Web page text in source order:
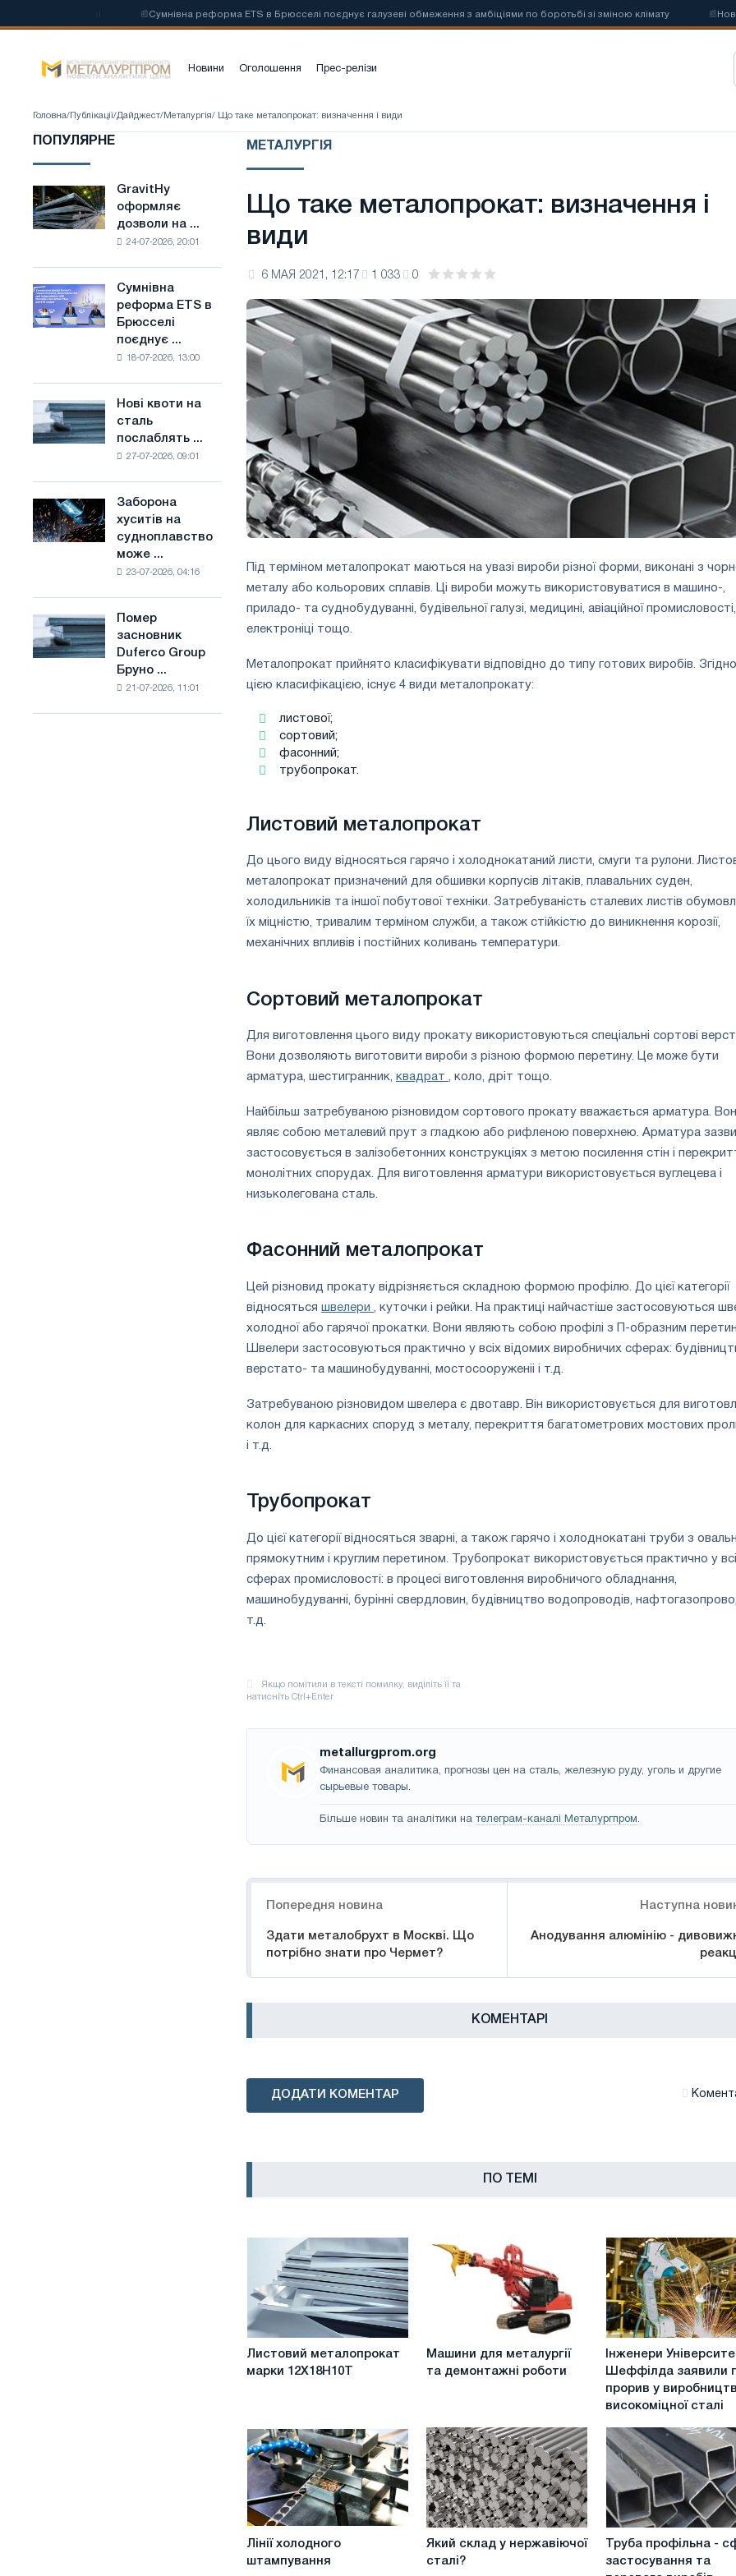
Сумнівна реформа ETS в Брюсселі поєднує галузеві обмеження з амбіціями по боротьбі зі зміною клімату Нові
Новини Оголошення Прес-релізи
Головна/ Публікації/Дайджест/ Металургія/ Що таке металопрокат: визначення і види
ПОПУЛЯРНЕ
GravitHy
оформляє
дозволи
з
виробництва
низьковуглецевої
основі
водню
Франції
GravitHy
оформляє
дозволи на ...
24-07-2026, 20:01
Сумнівна
реформа
ETS
обмеження
з
боротьбі
зі
зміною
клімату
Сумнівна
реформа ETS в
Брюсселі
поєднує ...
18-07-2026, 13:00
Нові
квоти
на
в
Сполученому
Нові квоти на
сталь
послаблять ...
27-07-2026, 09:01
Заборона
хуситів
на
судноплавство
Саудівської
сталі
Заборона
хуситів на
судноплавство
може ...
23-07-2026, 04:16
Помер
засновник
Duferco
Помер
засновник
Duferco Group
Бруно ...
21-07-2026, 11:01
МЕТАЛУРГІЯ
Що таке металопрокат: визначення і
види
6 МАЯ 2021, 12:17 1 033 0
Під терміном металопрокат маються на увазі вироби різної форми, виконані з
металу або кольорових сплавів. Ці вироби можуть використовуватися в машино-,
приладо- та суднобудуванні, будівельної галузі, медицині, авіаційної промисловості,
електроніці тощо.
Металопрокат прийнято класифікувати відповідно до типу готових виробів.
цією класифікацією, існує 4 види металопрокату:
листової;
сортовий;
фасонний;
трубопрокат.
Листовий металопрокат
До цього виду відносяться гарячо і холоднокатаний листи, смуги та рулони.
металопрокат призначений для обшивки корпусів літаків, плавальних суден,
холодильників та іншої побутової техніки. Затребуваність сталевих листів
їх міцністю, тривалим терміном служби, а також стійкістю до виникнення корозії,
механічних впливів і постійних коливань температури.
Сортовий металопрокат
Для виготовлення цього виду прокату використовуються спеціальні сортові
Вони дозволяють виготовити вироби з різною формою перетину. Це може бути
арматура, шестигранник, квадрат , коло, дріт тощо.
Найбільш затребуваною різновидом сортового прокату вважається арматура.
являє собою металевий прут з гладкою або рифленою поверхнею. Арматура
застосовується в залізобетонних конструкціях з метою посилення стін і
монолітних спорудах. Для виготовлення арматури використовується вуглецева і
низьколегована сталь.
Фасонний металопрокат
Цей різновид прокату відрізняється складною формою профілю. До цієї категорії
відносяться швелери , куточки і рейки. На практиці найчастіше застосовуються
холодної або гарячої прокатки. Вони являють собою профілі з П-образним
Швелери застосовуються практично у всіх відомих виробничих сферах:
верстато- та машинобудуванні, мостосооруженіі і т.д.
Затребуваною різновидом швелера є двотавр. Він використовується для
колон для каркасних споруд з металу, перекриття багатометрових мостових
і т.д.
Трубопрокат
До цієї категорії відносяться зварні, а також гарячо і холоднокатані труби з
прямокутним і круглим перетином. Трубопрокат використовується практично у
сферах промисловості: в процесі виготовлення виробничого обладнання,
машинобудуванні, бурінні свердловин, будівництво водопроводів,
т.д.
metallurgprom.org
Финансовая аналитика, прогнозы цен на сталь, железную руду, уголь и другие
сырьевые товары.
Більше новин та аналітики на телеграм-каналі Металургпром.
Попередня новина
Здати металобрухт в Москві. Що
потрібно знати про Чермет?
Наступна
Анодування алюмінію -
КОМЕНТАРІ
ДОДАТИ КОМЕНТАР
ПО ТЕМІ
Листовий
металопрокат
марки
Листовий металопрокат
марки 12Х18Н10Т
Машини
металургії
роботи
Машини для металургії
та демонтажні роботи
Інженери
Університету
Шеффілда
заявили
прорив
у
виробництві
високоміцної
сталі
Інженери
Шеффілда заявили
прорив у
високоміцної сталі
Лінії
холодного
штампування
Лінії холодного
штампування
Який
склад
Який склад у нержавіючої
сталі?
Труба
профільна
Труба профільна -
застосування та